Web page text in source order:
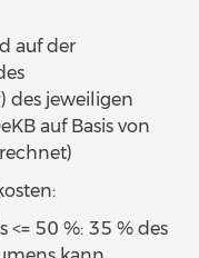
auf der
des jeweiligen
auf Basis von
<= 50 %: 35 % des